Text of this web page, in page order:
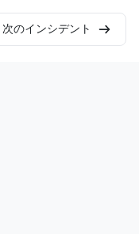
次のインシデント